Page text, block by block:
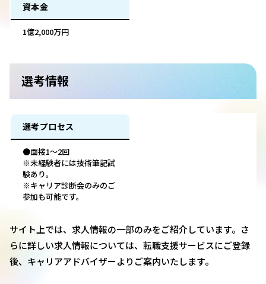
資本金
1億2,000万円
選考情報
選考プロセス
●面接1～2回
※未経験者には技術筆記試
験あり。
※キャリア診断会のみのご
参加も可能です。
サイト上では、求人情報の一部のみをご紹介しています。さ
らに詳しい求人情報については、転職支援サービスにご登録
後、キャリアアドバイザーよりご案内いたします。